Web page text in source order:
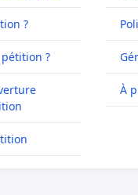
?
?
À